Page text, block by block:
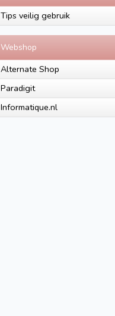
Tips veilig gebruik
Webshop
Alternate Shop
Paradigit
Informatique.nl